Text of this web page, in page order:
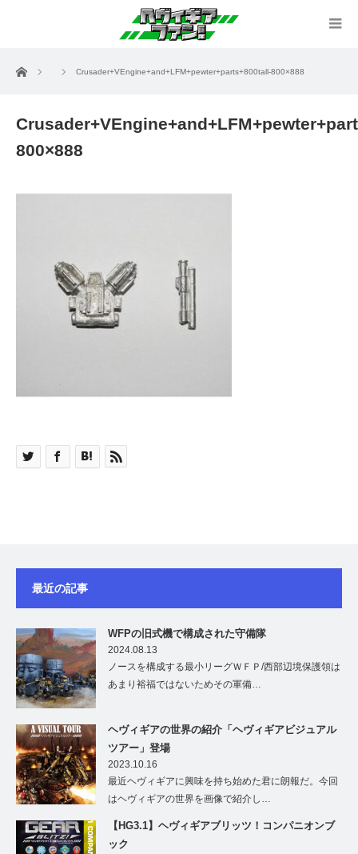
ホーム Crusader+VEngine+and+LFM+pewter+parts+800tall-800×888
800×888
最近の記事
WFPの旧式機で構成された守備隊
2024.08.13
ノースを構成する最小リーグＷＦＰ/西部辺境保護領は
あまり裕福ではないためその軍備…
ヘヴィギアの世界の紹介「ヘヴィギアビジュアル
ツアー」登場
2023.10.16
最近ヘヴィギアに興味を持ち始めた君に朗報だ。今回
はヘヴィギアの世界を画像で紹介し…
【HG3.1】ヘヴィギアブリッツ！コンパニオンブ
ック